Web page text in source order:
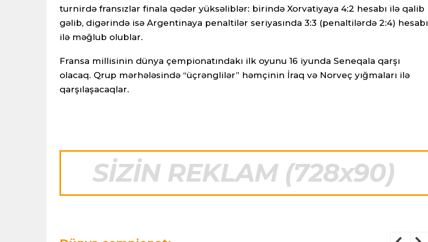
turnirdə fransızlar finala qədər yüksəliblər: birində Xorvatiyaya 4:2 hesabı ilə qalib
gəlib, digərində isə Argentinaya penaltilər seriyasında 3:3 (penaltilərdə 2:4) hesabı
ilə məğlub olublar.
Fransa millisinin dünya çempionatındakı ilk oyunu 16 iyunda Seneqala qarşı
olacaq. Qrup mərhələsində “üçrənglilər” həmçinin İraq və Norveç yığmaları ilə
qarşılaşacaqlar.